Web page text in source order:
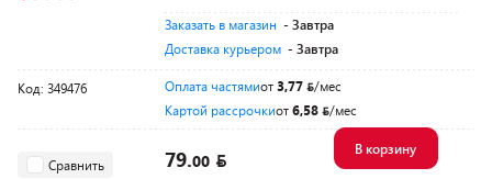
Заказать в магазин - Завтра
Доставка курьером - Завтра
Код: 349476 Оплата частямиот3,77
/мес
Картой рассрочкиот6,58 /мес
Сравнить 79.00
В корзину